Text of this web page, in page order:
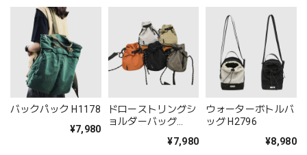
バックパック H1178
¥7,980
ドローストリングシ
ョルダーバッグ
¥7,980
ウォーターボトルバ
ッグ H2796
¥8,980